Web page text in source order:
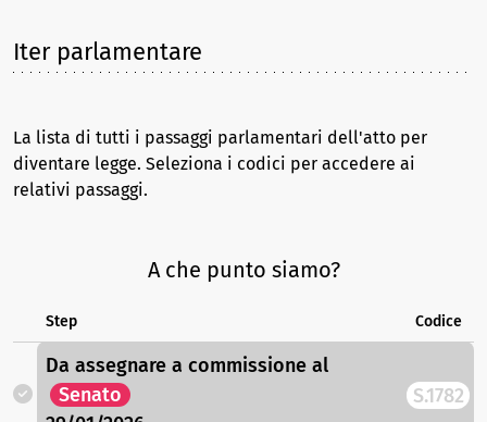
Iter parlamentare
La lista di tutti i passaggi parlamentari dell'atto per
diventare legge. Seleziona i codici per accedere ai
relativi passaggi.
A che punto siamo?
Step Codice
Da assegnare a commissione al
Senato
S.1782